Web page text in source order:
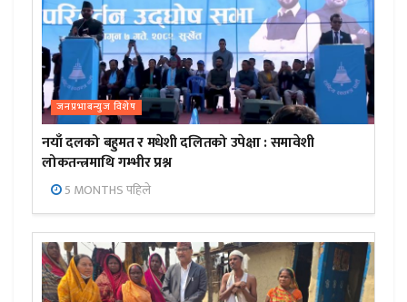
जनप्रभाबन्युज विशेष
नयाँ दलको बहुमत र मधेशी दलितको उपेक्षा : समावेशी
लोकतन्त्रमाथि गम्भीर प्रश्न
5 MONTHS पहिले